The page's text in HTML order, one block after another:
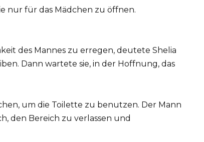
nur für das Mädchen zu öffnen.
des Mannes zu erregen, deutete Shelia
Dann wartete sie, in der Hoffnung, das
um die Toilette zu benutzen. Der Mann
den Bereich zu verlassen und